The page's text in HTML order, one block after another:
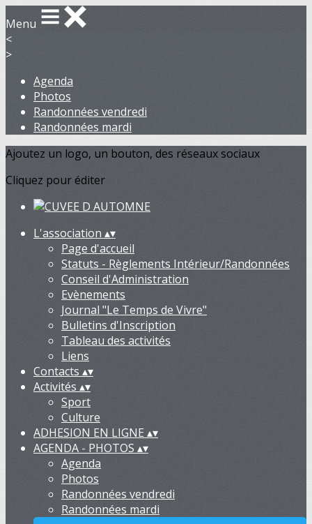
Menu
<
>
Agenda
Photos
Randonnées vendredi
Randonnées mardi
Ajoutez un logo, un bouton, des réseaux sociaux
Cliquez pour éditer
L'association ▴▾
Page d'accueil
Statuts - Règlements Intérieur/Randonnées
Conseil d'Administration
Evènements
Journal "Le Temps de Vivre"
Bulletins d'Inscription
Tableau des activités
Liens
Contacts ▴▾
Activités ▴▾
Sport
Culture
ADHESION EN LIGNE▴▾
AGENDA - PHOTOS ▴▾
Agenda
Photos
Randonnées vendredi
Randonnées mardi